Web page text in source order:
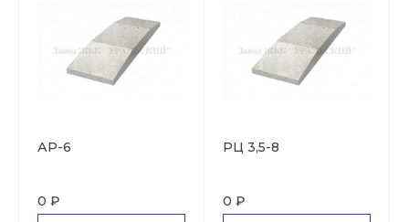
АР-6
0 ₽
РЦ 3,5-8
0 ₽